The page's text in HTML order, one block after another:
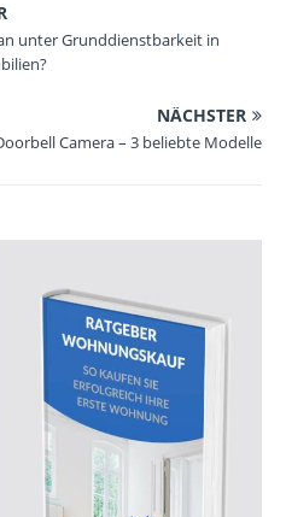
unter Grunddienstbarkeit in
NÄCHSTER
Camera – 3 beliebte Modelle